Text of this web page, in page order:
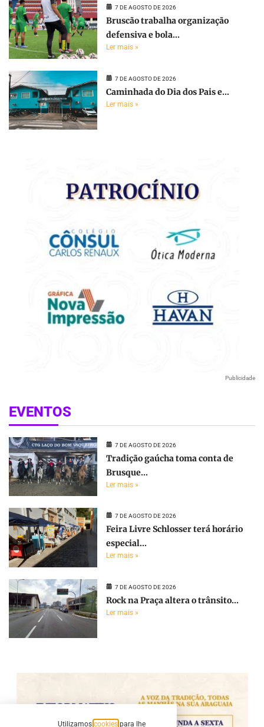
7 DE AGOSTO DE 2026
Bruscão trabalha organização
defensiva e bola...
Ler mais »
7 DE AGOSTO DE 2026
Caminhada do Dia dos Pais e...
Ler mais »
Publicidade
EVENTOS
7 DE AGOSTO DE 2026
Tradição gaúcha toma conta de
Brusque...
Ler mais »
7 DE AGOSTO DE 2026
Feira Livre Schlosser terá horário
especial...
Ler mais »
7 DE AGOSTO DE 2026
Rock na Praça altera o trânsito...
Ler mais »
Utilizamos cookies para lhe